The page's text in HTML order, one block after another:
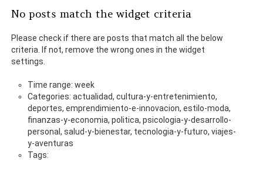
No posts match the widget criteria
Please check if there are posts that match all the below
criteria. If not, remove the wrong ones in the widget
settings.
Time range: week
Categories: actualidad, cultura-y-entretenimiento,
deportes, emprendimiento-e-innovacion, estilo-moda,
finanzas-y-economia, politica, psicologia-y-desarrollo-
personal, salud-y-bienestar, tecnologia-y-futuro, viajes-
y-aventuras
Tags: